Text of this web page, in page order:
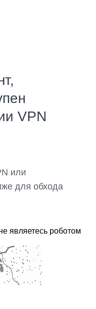
VPN
или
для обхода
являетесь роботом